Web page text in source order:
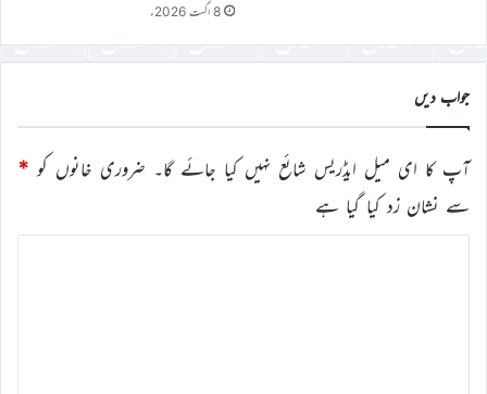
8 اگست 2026ء
جواب دیں
آپ کا ای میل ایڈریس شائع نہیں کیا جائے گا۔ ضروری خانوں کو *
سے نشان زد کیا گیا ہے